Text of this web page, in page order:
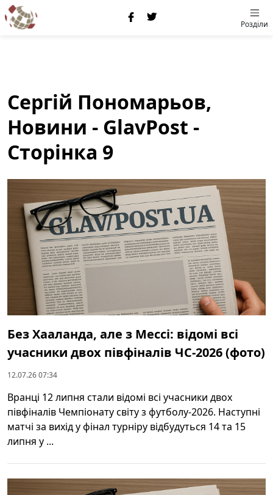
Розділи
Сергій Пономарьов,
Новини - GlavPost -
Сторінка 9
Без Хааланда, але з Мессі: відомі всі
учасники двох півфіналів ЧС-2026 (фото)
12.07.26 07:34
Вранці 12 липня стали відомі всі учасники двох
півфіналів Чемпіонату світу з футболу-2026. Наступні
матчі за вихід у фінал турніру відбудуться 14 та 15
липня у ...